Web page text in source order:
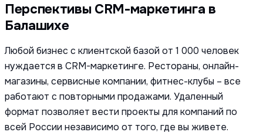
Перспективы CRM-маркетинга в
Балашихе
Любой бизнес с клиентской базой от 1 000 человек
нуждается в CRM-маркетинге. Рестораны, онлайн-
магазины, сервисные компании, фитнес-клубы – все
работают с повторными продажами. Удаленный
формат позволяет вести проекты для компаний по
всей России независимо от того, где вы живете.